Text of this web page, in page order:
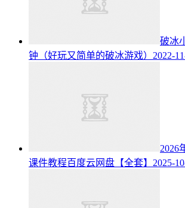
破冰
钟（好玩又简单的破冰游戏） 2022-
2026
课件教程百度云网盘【全套】 2025-